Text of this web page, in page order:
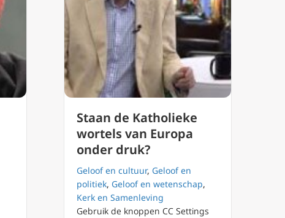
Staan de Katholieke
wortels van Europa
onder druk?
Geloof en cultuur, Geloof en
politiek, Geloof en wetenschap,
Kerk en Samenleving
Gebruik de knoppen CC Settings